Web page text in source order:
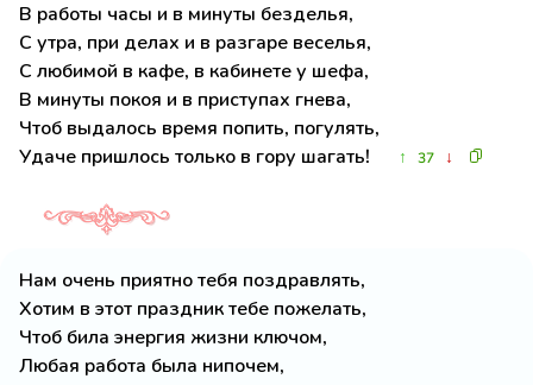
В работы часы и в минуты безделья,
С утра, при делах и в разгаре веселья,
С любимой в кафе, в кабинете у шефа,
В минуты покоя и в приступах гнева,
Чтоб выдалось время попить, погулять,
Удаче пришлось только в гору шагать!
↑ 37 ↓
Нам очень приятно тебя поздравлять,
Хотим в этот праздник тебе пожелать,
Чтоб била энергия жизни ключом,
Любая работа была нипочем,